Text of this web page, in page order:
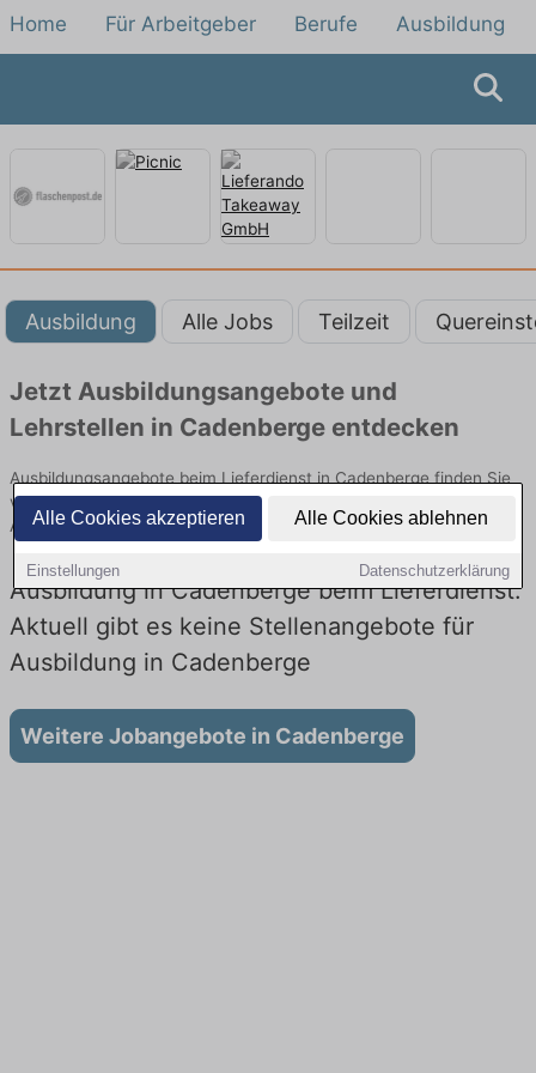
Alle Cookies akzeptieren Alle Cookies ablehnen
Einstellungen Datenschutzerklärung
Home Für Arbeitgeber Berufe Ausbildung
Ausbildung Alle Jobs Teilzeit
Jetzt Ausbildungsangebote und
Lehrstellen in Cadenberge entdecken
Ausbildungsangebote beim Lieferdienst in Cadenberge finden Sie
von namhaften Firmen. Entdecken Sie freie Optionen von Top-
Arbeitgebern und bewerben Sie sich noch heute.
Ausbildung in Cadenberge beim Lieferdienst:
Aktuell gibt es keine Stellenangebote für
Ausbildung in Cadenberge
Weitere Jobangebote in Cadenberge